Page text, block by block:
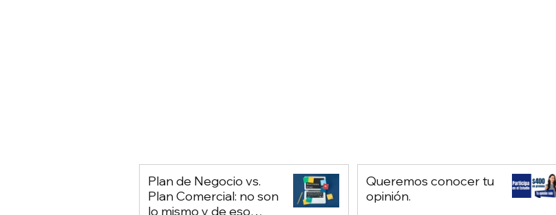
Plan de Negocio vs.
Plan Comercial: no son
lo mismo y de eso
Queremos conocer tu
opinión.